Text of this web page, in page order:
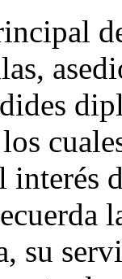
interés
su